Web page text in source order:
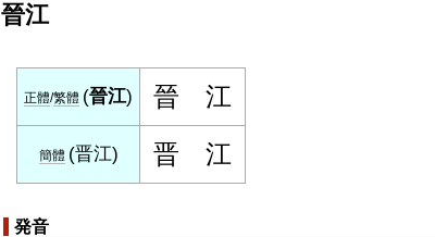
晉江
正體/繁體 (晉江) 晉 江
簡體 (晋江) 晋 江
発音